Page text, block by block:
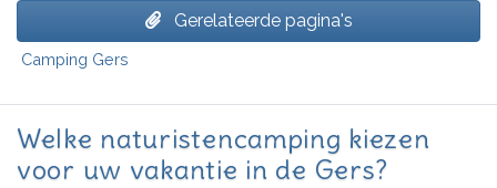
Gerelateerde pagina's
Camping Gers
Welke naturistencamping kiezen
voor uw vakantie in de Gers?